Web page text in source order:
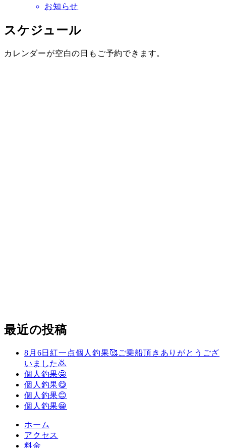
お知らせ
スケジュール
カレンダーが空白の日もご予約できます。
最近の投稿
8月6日紅一点個人釣果🥰ご乗船頂きありがとうござ
いました🙇
個人釣果🤩
個人釣果😋
個人釣果😊
個人釣果😀
ホーム
アクセス
料金